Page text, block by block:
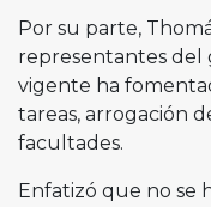
Por su parte,
representantes del
vigente ha
tareas, arrogación
facultades.
Enfatizó que no se